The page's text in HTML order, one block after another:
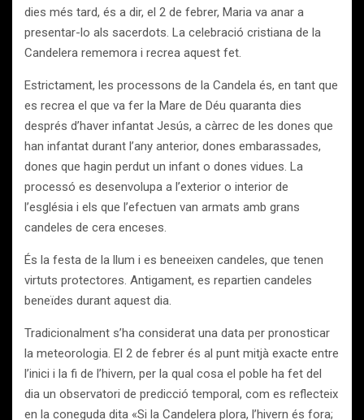
dies més tard, és a dir, el 2 de febrer, Maria va anar a
presentar-lo als sacerdots. La celebració cristiana de la
Candelera rememora i recrea aquest fet.
Estrictament, les processons de la Candela és, en tant que
es recrea el que va fer la Mare de Déu quaranta dies
després d’haver infantat Jesús, a càrrec de les dones que
han infantat durant l’any anterior, dones embarassades,
dones que hagin perdut un infant o dones vidues. La
processó es desenvolupa a l’exterior o interior de
l’església i els que l’efectuen van armats amb grans
candeles de cera enceses.
És la festa de la llum i es beneeixen candeles, que tenen
virtuts protectores. Antigament, es repartien candeles
beneïdes durant aquest dia.
Tradicionalment s’ha considerat una data per pronosticar
la meteorologia. El 2 de febrer és al punt mitjà exacte entre
l’inici i la fi de l’hivern, per la qual cosa el poble ha fet del
dia un observatori de predicció temporal, com es reflecteix
en la coneguda dita «Si la Candelera plora, l’hivern és fora;